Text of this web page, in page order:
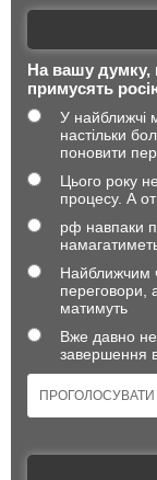
На вашу думку,
примусять
У найближчі
настільки
поновити
Цього року
процесу. А
рф навпаки
Найближчим
переговори,
матимуть
Вже давно
завершення